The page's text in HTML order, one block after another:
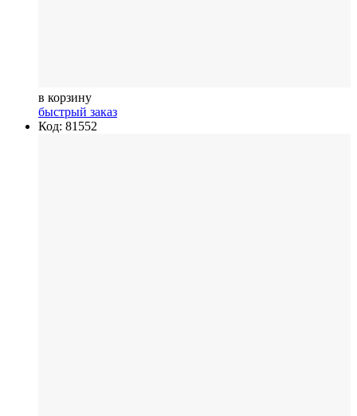
в корзину
быстрый заказ
Код: 81552